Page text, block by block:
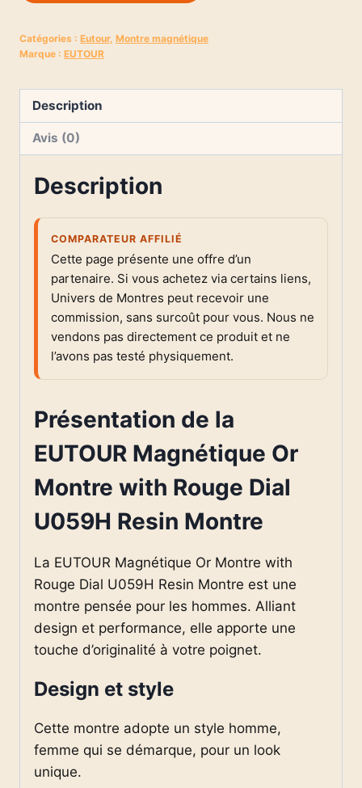
Catégories : Eutour, Montre magnétique
Marque : EUTOUR
Description
Avis (0)
Description
COMPARATEUR AFFILIÉ
Cette page présente une offre d’un
partenaire. Si vous achetez via certains liens,
Univers de Montres peut recevoir une
commission, sans surcoût pour vous. Nous ne
vendons pas directement ce produit et ne
l’avons pas testé physiquement.
Présentation de la
EUTOUR Magnétique Or
Montre with Rouge Dial
U059H Resin Montre
La EUTOUR Magnétique Or Montre with
Rouge Dial U059H Resin Montre est une
montre pensée pour les hommes. Alliant
design et performance, elle apporte une
touche d’originalité à votre poignet.
Design et style
Cette montre adopte un style homme,
femme qui se démarque, pour un look
unique.